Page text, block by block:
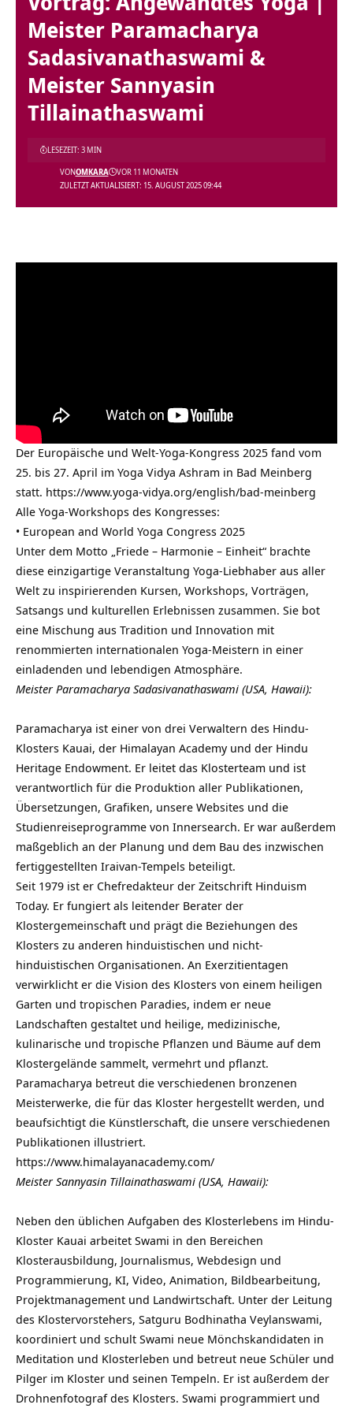
Meister Paramacharya
Sadasivanathaswami &
Meister Sannyasin
Tillainathaswami
ZULETZT AKTUALISIERT: 15. AUGUST 2025 09:44
VONOMKARA VOR 11 MONATEN
LESEZEIT: 3 MIN
Der Europäische und Welt-Yoga-Kongress 2025 fand vom
25. bis 27. April im Yoga Vidya Ashram in Bad Meinberg
statt. https://www.yoga-vidya.org/english/bad-meinberg
Alle Yoga-Workshops des Kongresses:
• European and World Yoga Congress 2025
Unter dem Motto „Friede – Harmonie – Einheit“ brachte
diese einzigartige Veranstaltung Yoga-Liebhaber aus aller
Welt zu inspirierenden Kursen, Workshops, Vorträgen,
Satsangs und kulturellen Erlebnissen zusammen. Sie bot
eine Mischung aus Tradition und Innovation mit
renommierten internationalen Yoga-Meistern in einer
einladenden und lebendigen Atmosphäre.
Meister Paramacharya Sadasivanathaswami (USA, Hawaii):
Paramacharya ist einer von drei Verwaltern des Hindu-
Klosters Kauai, der Himalayan Academy und der Hindu
Heritage Endowment. Er leitet das Klosterteam und ist
verantwortlich für die Produktion aller Publikationen,
Übersetzungen, Grafiken, unsere Websites und die
Studienreiseprogramme von Innersearch. Er war außerdem
maßgeblich an der Planung und dem Bau des inzwischen
fertiggestellten Iraivan-Tempels beteiligt.
Seit 1979 ist er Chefredakteur der Zeitschrift Hinduism
Today. Er fungiert als leitender Berater der
Klostergemeinschaft und prägt die Beziehungen des
Klosters zu anderen hinduistischen und nicht-
hinduistischen Organisationen. An Exerzitientagen
verwirklicht er die Vision des Klosters von einem heiligen
Garten und tropischen Paradies, indem er neue
Landschaften gestaltet und heilige, medizinische,
kulinarische und tropische Pflanzen und Bäume auf dem
Klostergelände sammelt, vermehrt und pflanzt.
Paramacharya betreut die verschiedenen bronzenen
Meisterwerke, die für das Kloster hergestellt werden, und
beaufsichtigt die Künstlerschaft, die unsere verschiedenen
Publikationen illustriert.
https://www.himalayanacademy.com/
Meister Sannyasin Tillainathaswami (USA, Hawaii):
Neben den üblichen Aufgaben des Klosterlebens im Hindu-
Kloster Kauai arbeitet Swami in den Bereichen
Klosterausbildung, Journalismus, Webdesign und
Programmierung, KI, Video, Animation, Bildbearbeitung,
Projektmanagement und Landwirtschaft. Unter der Leitung
des Klostervorstehers, Satguru Bodhinatha Veylanswami,
koordiniert und schult Swami neue Mönchskandidaten in
Meditation und Klosterleben und betreut neue Schüler und
Pilger im Kloster und seinen Tempeln. Er ist außerdem der
Drohnenfotograf des Klosters. Swami programmiert und